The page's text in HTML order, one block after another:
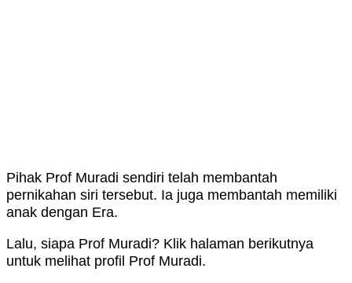
Pihak Prof Muradi sendiri telah membantah
pernikahan siri tersebut. Ia juga membantah memiliki
anak dengan Era.
Lalu, siapa Prof Muradi? Klik halaman berikutnya
untuk melihat profil Prof Muradi.